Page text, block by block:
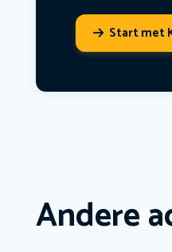
Start met
Andere